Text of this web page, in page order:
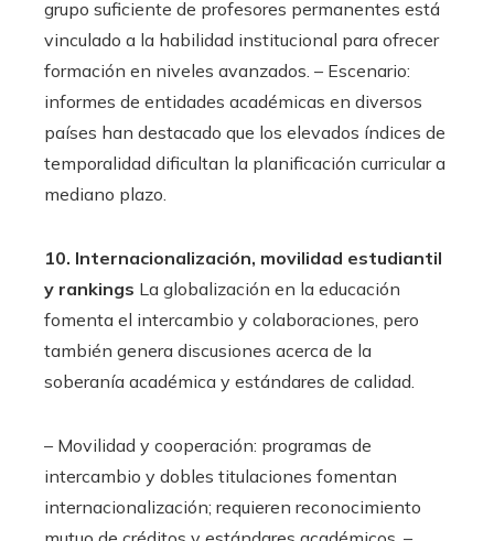
grupo suficiente de profesores permanentes está
vinculado a la habilidad institucional para ofrecer
formación en niveles avanzados. – Escenario:
informes de entidades académicas en diversos
países han destacado que los elevados índices de
temporalidad dificultan la planificación curricular a
mediano plazo.
10. Internacionalización, movilidad estudiantil
y rankings La globalización en la educación
fomenta el intercambio y colaboraciones, pero
también genera discusiones acerca de la
soberanía académica y estándares de calidad.
– Movilidad y cooperación: programas de
intercambio y dobles titulaciones fomentan
internacionalización; requieren reconocimiento